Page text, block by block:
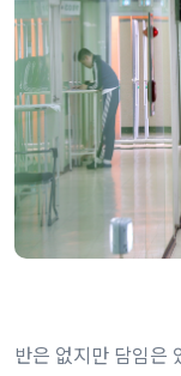
반은 없지만 담임은